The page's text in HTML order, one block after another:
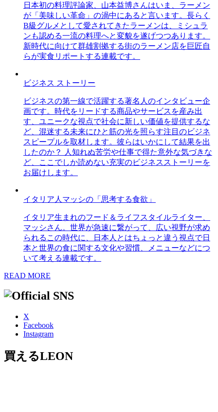
日本初の料理評論家、山本益博さんはいま、ラーメン
が「美味しい革命」の渦中にあると言います。長らく
B級グルメとして愛されてきたラーメンは、ミシュラ
ンも認める一流の料理へと変貌を遂げつつあります。
新時代に向けて群雄割拠する街のラーメン店を巨匠自
らが実食リポートする連載です。
ビジネス ストーリー
ビジネスの第一線で活躍する著名人のインタビュー企
画です。時代をリードする商品やサービスを産み出
す、ユニークな視点で社会に新しい価値を提供するな
ど、混迷する未来にひと筋の光を照らす注目のビジネ
スピープルを取材します。彼らはいかにして結果を出
したのか？ 人知れぬ苦労や仕事で得た意外な気づきな
ど、ここでしか読めない充実のビジネスストーリーを
お届けします。
イタリア人マッシの「思考する食欲」
イタリア生まれのフード＆ライフスタイルライター、
マッシさん。世界が急速に繋がって、広い視野が求め
られるこの時代に、日本人とはちょっと違う視点で日
本と世界の食に関する文化や習慣、メニューなどにつ
いて考える連載です。
READ MORE
X
Facebook
Instagram
買えるLEON